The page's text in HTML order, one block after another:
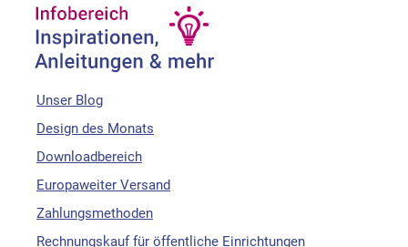
Unser Blog
Design des Monats
Downloadbereich
Europaweiter Versand
Zahlungsmethoden
Rechnungskauf für öffentliche Einrichtungen